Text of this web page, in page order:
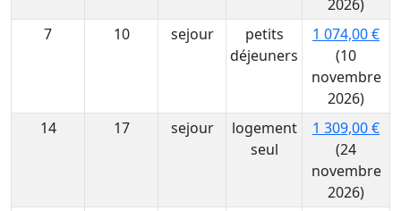
2026)
7
10 sejour
petits
déjeuners
1 074,00 €
(10
novembre
2026)
14
17 sejour
logement
seul
1 309,00 €
(24
novembre
2026)